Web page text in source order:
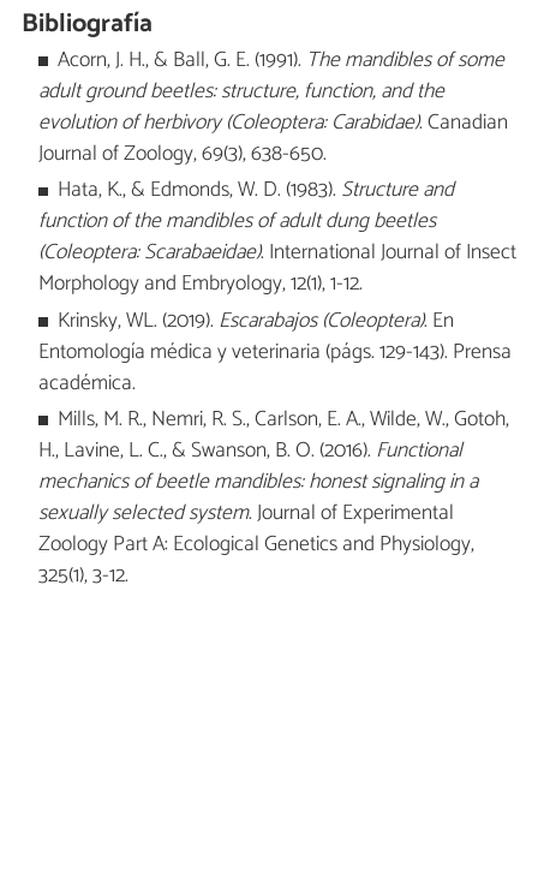
Bibliografía
Acorn, J. H., & Ball, G. E. (1991). The mandibles of some
adult ground beetles: structure, function, and the
evolution of herbivory (Coleoptera: Carabidae). Canadian
Journal of Zoology, 69(3), 638-650.
Hata, K., & Edmonds, W. D. (1983). Structure and
function of the mandibles of adult dung beetles
(Coleoptera: Scarabaeidae). International Journal of Insect
Morphology and Embryology, 12(1), 1-12.
Krinsky, WL. (2019). Escarabajos (Coleoptera). En
Entomología médica y veterinaria (págs. 129-143). Prensa
académica.
Mills, M. R., Nemri, R. S., Carlson, E. A., Wilde, W., Gotoh,
H., Lavine, L. C., & Swanson, B. O. (2016). Functional
mechanics of beetle mandibles: honest signaling in a
sexually selected system. Journal of Experimental
Zoology Part A: Ecological Genetics and Physiology,
325(1), 3-12.